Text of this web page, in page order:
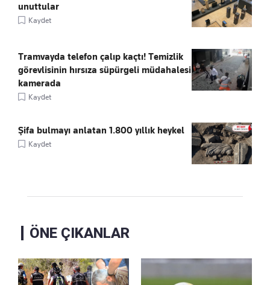
unuttular
Kaydet
Tramvayda telefon çalıp kaçtı! Temizlik
görevlisinin hırsıza süpürgeli müdahalesi
kamerada
Kaydet
Şifa bulmayı anlatan 1.800 yıllık heykel
Kaydet
ÖNE ÇIKANLAR